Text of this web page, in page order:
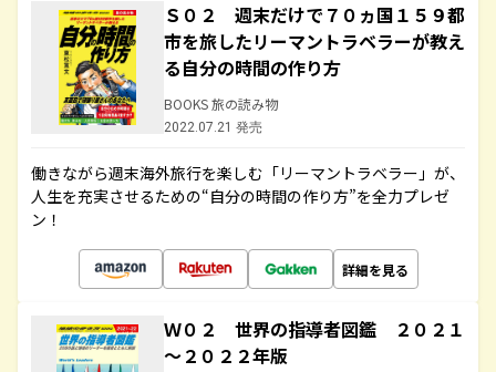
Ｓ０２ 週末だけで７０ヵ国１５９都
市を旅したリーマントラベラーが教え
る自分の時間の作り方
BOOKS 旅の読み物
2022.07.21 発売
働きながら週末海外旅行を楽しむ「リーマントラベラー」が、
人生を充実させるための“自分の時間の作り方”を全力プレゼ
ン！
詳細を見る
Ｗ０２ 世界の指導者図鑑 ２０２１
～２０２２年版